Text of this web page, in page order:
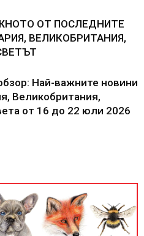
ОТ ПОСЛЕДНИТЕ
ВЕЛИКОБРИТАНИЯ,
Най-важните новини
Великобритания,
от 16 до 22 юли 2026